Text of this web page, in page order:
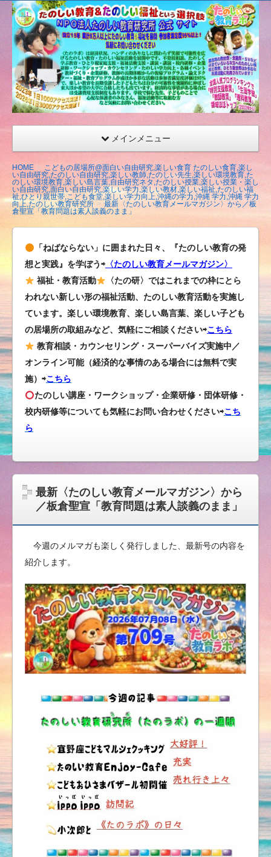
たの
しい
教育
研究
所
（沖
縄）
公式
ト
メインメニュー
HOME
こどもの居場所@面白い自由研究,楽しい食育 たのしい食育,楽し
い自由研究,たのしい自由研究,楽しい教師,たのしい先生,楽しい環境教育,た
のしい環境教育,楽しい島言葉,自由研究ネタ,たのしい授業,楽しい授業・楽し
い自由研究,面白い自由研究,楽しい学力,楽しい教材,楽しい福祉,たのしい福
祉,ひとり親世帯,こども食堂,楽しい学力向上,沖縄の学力,沖縄 学力,沖縄 学力
向上,たのしい教育研究所
最新〈たのしい教育メールマガジン〉から／板
倉聖宣「教育問題は素人談義のまま」
「ねばならない」に囲まれた日々、『たのしい教育の発
想と実践』を学ぼう⇨ 〈たのしい教育メールマガジン〉
福祉・教育活動
〈たの研〉ではこれまでの枠にとら
われない新しい形の福祉活動、たのしい教育活動を実施し
ています。楽しい環境教育、楽しい島言葉、楽しい子ども
の居場所の取組みなど、気軽にご相談ください⇨こちら
教育相談・カウンセリング・スーパーバイズ実施中／
オンライン可能（経済的な事情のある場合には無料で実
施）⇨こちら
たのしい講座・ワークショップ・企業研修・団体研修・
校内研修等についても気軽にお問い合わせください⇨こち
ら
最新〈たのしい教育メールマガジン〉から
／板倉聖宣「教育問題は素人談義のまま」
今週のメルマガも楽しく発行しました、最新号の内容を
紹介します。